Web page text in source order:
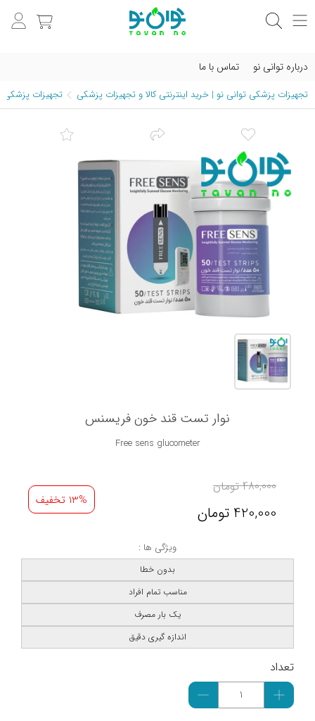
درباره توانی نو تماس با ما
تجهیزات پزشکی توانی نو | خرید اینترنتی کالا و تجهیزات پزشکی تجهیزات پزشکی
نوار تست قند خون فریسنس
Free sens glucometer
480,000تومان
420,000 تومان
13% تخفیف
ویژگی ها :
بدون خطا
مناسب تمام افراد
یک بار مصرف
اندازه گیری دقیق
تعداد